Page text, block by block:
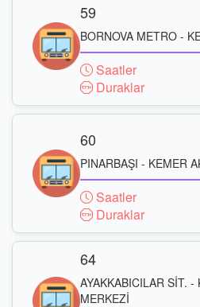
59
BORNOVA METRO -
Saatler
Duraklar
60
PINARBAŞI - KEMER
Saatler
Duraklar
64
AYAKKABICILAR SİT. -
MERKEZİ